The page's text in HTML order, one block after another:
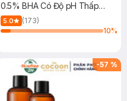
0.5% BHA Có Độ pH Thấp
150ml
5.0
(173)
10%
-57 %